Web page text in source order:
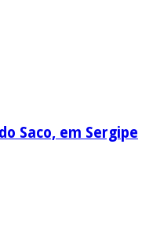
Saco, em Sergipe